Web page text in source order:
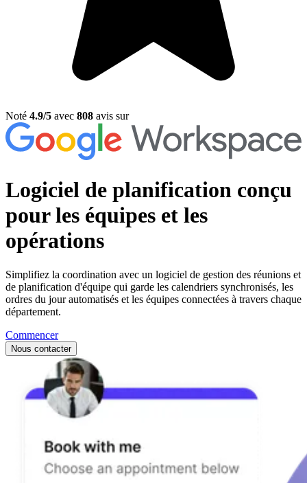
Noté 4.9/5 avec 808 avis sur
Logiciel de planification conçu
pourles équipes et les
opérations
Simplifiez la coordination avec un logiciel de gestion des réunions et
de planification d'équipe qui garde les calendriers synchronisés, les
ordres du jour automatisés et les équipes connectées à travers chaque
département.
Commencer
Nous contacter